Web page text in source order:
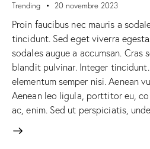
Trending 20 novembre 2023
Proin faucibus nec mauris a
tincidunt. Sed eget viverra
sodales augue a accumsan.
blandit pulvinar. Integer
elementum semper nisi. Aenean
Aenean leo ligula, porttitor eu,
ac, enim. Sed ut perspiciatis,